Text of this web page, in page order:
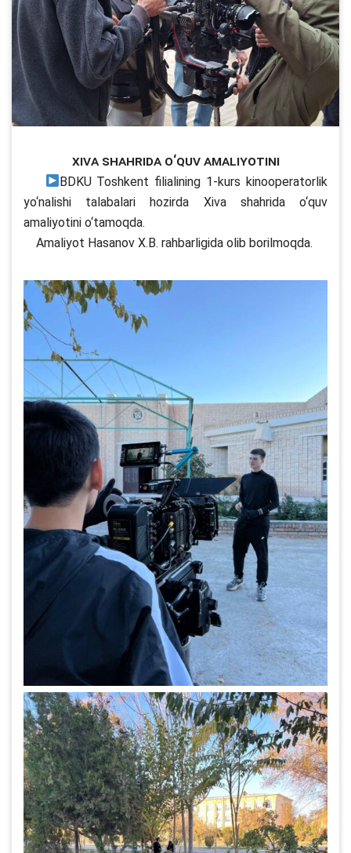
Xiva shahrida o‘quv amaliyotini
BDKU Toshkent filialining 1-kurs kinooperatorlik
yo‘nalishi talabalari hozirda Xiva shahrida o‘quv
amaliyotini o‘tamoqda.
Amaliyot Hasanov X.B. rahbarligida olib borilmoqda.